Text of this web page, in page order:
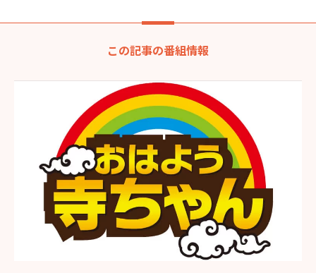
この記事の番組情報